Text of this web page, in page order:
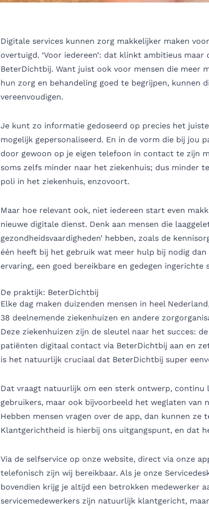
Digitale services kunnen zorg makkelijker maken
overtuigd. ‘Voor iedereen’: dat klinkt ambitieus
BeterDichtbij. Want juist ook voor mensen die meer
hun zorg en behandeling goed te begrijpen, kunnen
vereenvoudigen.
Je kunt zo informatie gedoseerd op precies het
mogelijk gepersonaliseerd. En in de vorm die bij jou
door gewoon op je eigen telefoon in contact te zijn
soms zelfs minder naar het ziekenhuis; dus minder
poli in het ziekenhuis, enzovoort.
Maar hoe relevant ook, niet iedereen start even
nieuwe digitale dienst. Denk aan mensen die
gezondheidsvaardigheden’ hebben, zoals de
één heeft bij het gebruik wat meer hulp bij nodig dan
ervaring, een goed bereikbare en gedegen ingerichte
De praktijk: BeterDichtbij
Elke dag maken duizenden mensen in heel
38 deelnemende ziekenhuizen en andere
Deze ziekenhuizen zijn de sleutel naar het succes:
patiënten digitaal contact via BeterDichtbij aan en
is het natuurlijk cruciaal dat BeterDichtbij super
Dat vraagt natuurlijk om een sterk ontwerp, continu
gebruikers, maar ook bijvoorbeeld het weglaten van
Hebben mensen vragen over de app, dan kunnen ze
Klantgerichtheid is hierbij ons uitgangspunt, en dat
Via de selfservice op onze website, direct via onze
telefonisch zijn wij bereikbaar. Als je onze
bovendien krijg je altijd een betrokken medewerker
servicemedewerkers zijn natuurlijk klantgericht,